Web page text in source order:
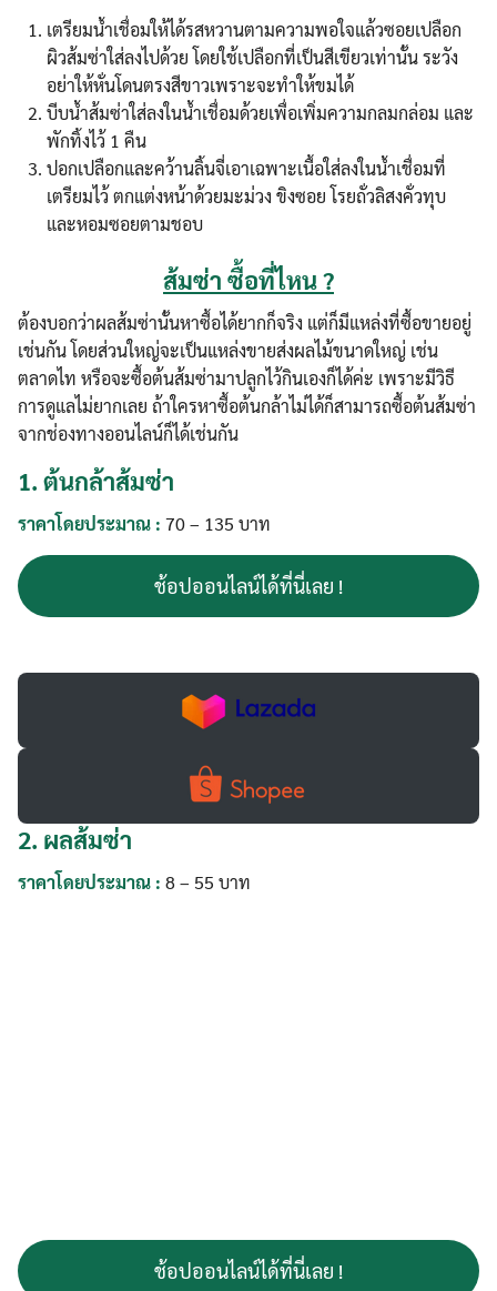
Search
เตรียมน้ำเชื่อมให้ได้รสหวานตามความพอใจแล้วซอยเปลือก
ผิวส้มซ่าใส่ลงไปด้วย โดยใช้เปลือกที่เป็นสีเขียวเท่านั้น ระวัง
อย่าให้หั่นโดนตรงสีขาวเพราะจะทำให้ขมได้
บีบน้ำส้มซ่าใส่ลงในน้ำเชื่อมด้วยเพื่อเพิ่มความกลมกล่อม และ
พักทิ้งไว้ 1 คืน
ปอกเปลือกและคว้านลิ้นจี่เอาเฉพาะเนื้อใส่ลงในน้ำเชื่อมที่
เตรียมไว้ ตกแต่งหน้าด้วยมะม่วง ขิงซอย โรยถั่วลิสงคั่วทุบ
และหอมซอยตามชอบ
ส้มซ่า ซื้อที่ไหน ?
ต้องบอกว่าผลส้มซ่านั้นหาซื้อได้ยากก็จริง แต่ก็มีแหล่งที่ซื้อขายอยู่
เช่นกัน โดยส่วนใหญ่จะเป็นแหล่งขายส่งผลไม้ขนาดใหญ่ เช่น
ตลาดไท หรือจะซื้อต้นส้มซ่ามาปลูกไว้กินเองก็ได้ค่ะ เพราะมีวิธี
การดูแลไม่ยากเลย ถ้าใครหาซื้อต้นกล้าไม่ได้ก็สามารถซื้อต้นส้มซ่า
จากช่องทางออนไลน์ก็ได้เช่นกัน
1. ต้นกล้าส้มซ่า
ราคาโดยประมาณ : 70 – 135 บาท
ช้อปออนไลน์ได้ที่นี่เลย !
2. ผลส้มซ่า
ราคาโดยประมาณ : 8 – 55 บาท
ช้อปออนไลน์ได้ที่นี่เลย !